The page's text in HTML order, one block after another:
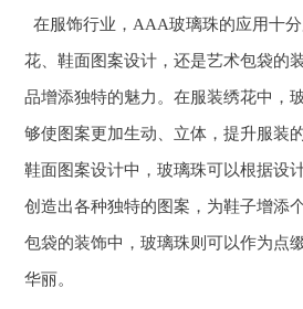
在服饰行业，AAA玻璃珠的应用十
花、鞋面图案设计，还是艺术包袋的
品增添独特的魅力。在服装绣花中，
够使图案更加生动、立体，提升服装
鞋面图案设计中，玻璃珠可以根据设
创造出各种独特的图案，为鞋子增添
包袋的装饰中，玻璃珠则可以作为点
华丽。